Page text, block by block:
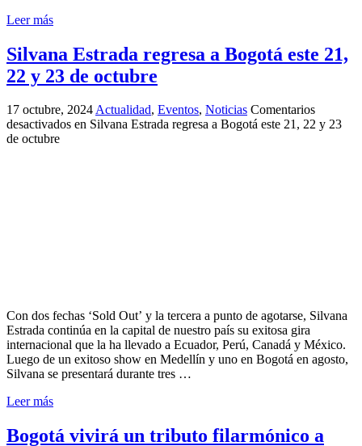
Leer más
Silvana Estrada regresa a Bogotá este 21,
22 y 23 de octubre
17 octubre, 2024Actualidad, Eventos, Noticias Comentarios
desactivados en Silvana Estrada regresa a Bogotá este 21, 22 y 23
de octubre
Con dos fechas ‘Sold Out’ y la tercera a punto de agotarse, Silvana
Estrada continúa en la capital de nuestro país su exitosa gira
internacional que la ha llevado a Ecuador, Perú, Canadá y México.
Luego de un exitoso show en Medellín y uno en Bogotá en agosto,
Silvana se presentará durante tres …
Leer más
Bogotá vivirá un tributo filarmónico a